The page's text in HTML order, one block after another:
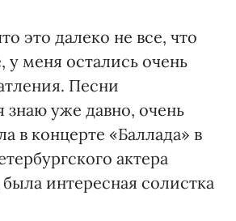
это далеко не все, что
у меня остались очень
Песни
знаю уже давно, очень
в концерте «Баллада» в
актера
интересная солистка